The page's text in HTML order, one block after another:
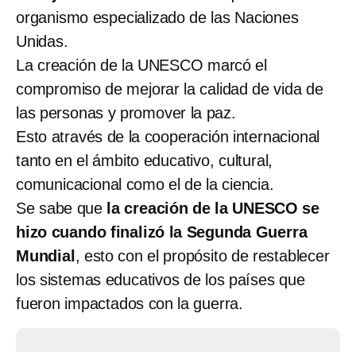
organismo especializado de las Naciones
Unidas.
La creación de la UNESCO marcó el
compromiso de mejorar la calidad de vida de
las personas y promover la paz.
Esto através de la cooperación internacional
tanto en el ámbito educativo, cultural,
comunicacional como el de la ciencia.
Se sabe que la creación de la UNESCO se
hizo cuando finalizó la Segunda Guerra
Mundial , esto con el propósito de restablecer
los sistemas educativos de los países que
fueron impactados con la guerra.